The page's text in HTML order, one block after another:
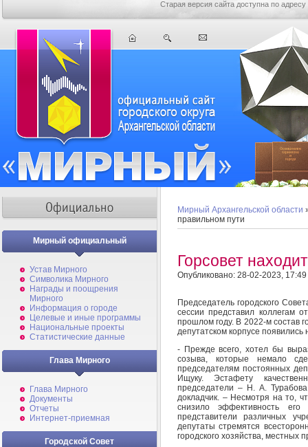
Старая версия сайта доступна по адресу
Мирный официальный
Устав Мирного
Символика Мирного
Награды и поощрения
Мирного
Информация о городе
Целевые и иные программы
Национальные проекты
Статистические данные
Глава Мирного
Глава Мирного
Документы
Отчеты
Интернет-приемная
Городской Совет
Мирный Архангельской области
правильном пути
Горсовет
Опубликовано: 28-02-2023, 17:49
Председатель городского
сессии представил коллегам
прошлом году. В 2022-м состав
депутатском корпусе появились
- Прежде всего, хотел бы
созыва, которые немало
председателям постоянных
Ищуку. Эстафету
председатели – Н. А.
докладчик. – Несмотря на то,
снизило эффективность
представители различных
депутаты стремятся
городского хозяйства,